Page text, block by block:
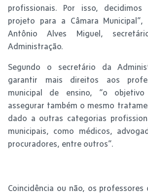
profissionais. Por isso, decidimos
projeto para a Câmara Municipal”,
Antônio Alves Miguel,
Administração.
Segundo o secretário da
garantir mais direitos aos
municipal de ensino, “o
assegurar também o mesmo
dado a outras categorias
municipais, como médicos,
procuradores, entre outros”.
Coincidência ou não, os professores